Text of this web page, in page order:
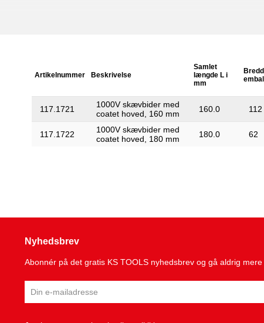
Artikelnummer Beskrivelse
Samlet
længde L i
mm
117.1721
1000V skævbider med
coatet hoved, 160 mm
160.0 112
117.1722
1000V skævbider med
coatet hoved, 180 mm
180.0 62
Nyhedsbrev
Abonnér på det gratis KS TOOLS nyhedsbrev og gå aldrig